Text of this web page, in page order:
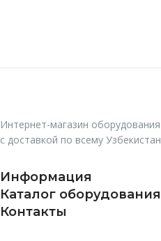
Интернет-магазин оборудования
с доставкой по всему
Информация
Каталог оборудования
Контакты